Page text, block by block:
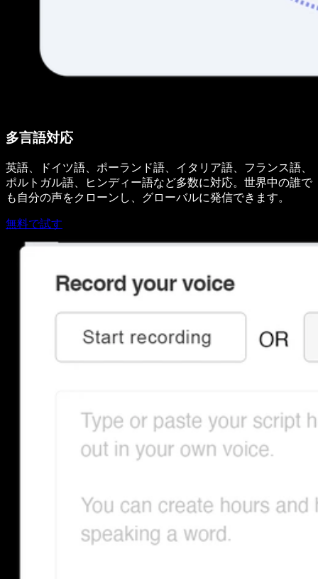
多言語対応
英語、ドイツ語、ポーランド語、イタリア語、フランス語、
ポルトガル語、ヒンディー語など多数に対応。世界中の誰で
も自分の声をクローンし、グローバルに発信できます。
無料で試す